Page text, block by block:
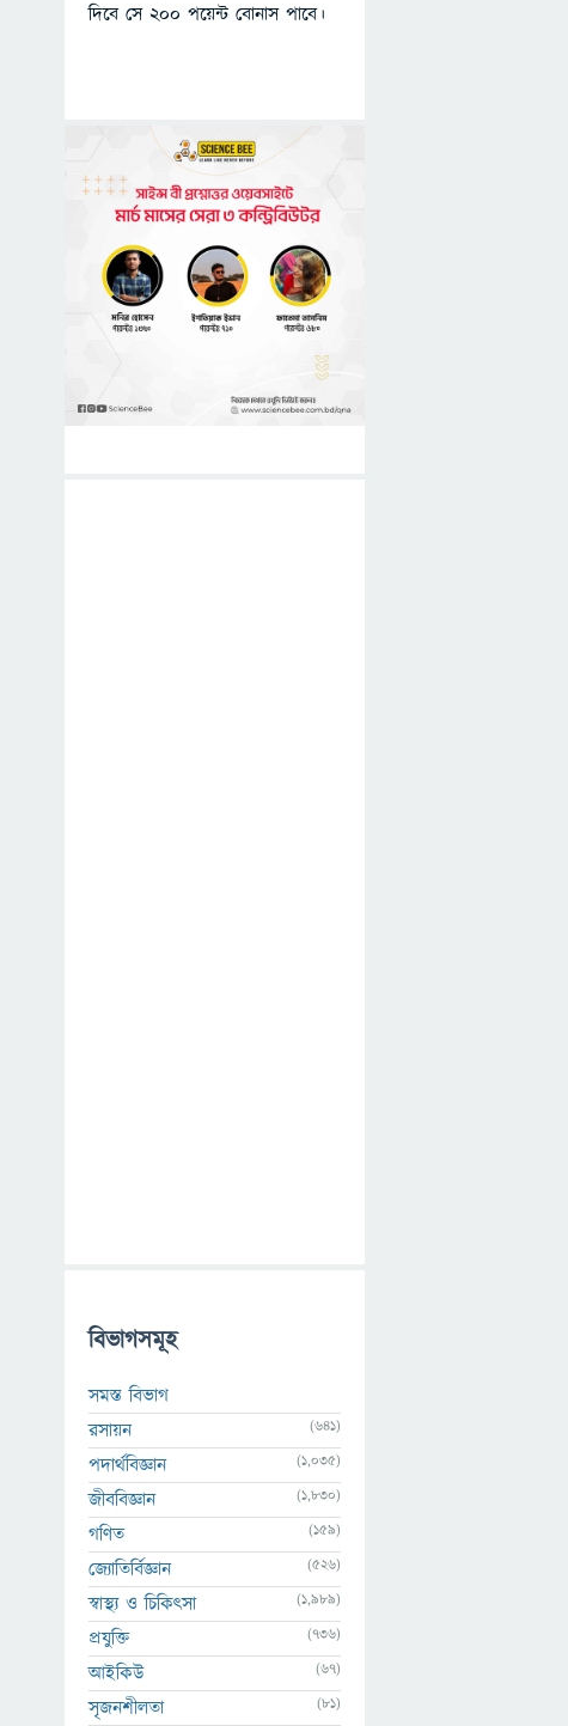
দিবে সে ২০০ পয়েন্ট বোনাস পাবে।
বিভাগসমূহ
সমস্ত বিভাগ
রসায়ন
(641)
পদার্থবিজ্ঞান (1,035)
জীববিজ্ঞান (1,830)
গণিত (159)
জ্যোতির্বিজ্ঞান (526)
স্বাস্থ্য ও চিকিৎসা (1,989)
প্রযুক্তি (736)
আইকিউ (67)
সৃজনশীলতা (81)